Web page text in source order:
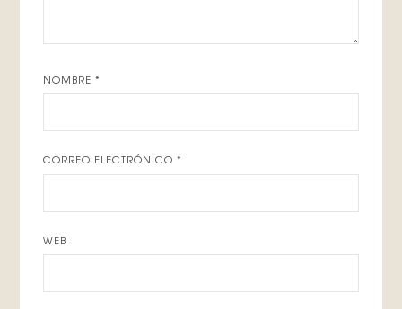
NOMBRE*
CORREO ELECTRÓNICO*
WEB